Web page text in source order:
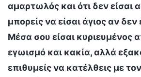
αμαρτωλός και ότι δεν
μπορείς να είσαι άγιος αν δεν
Μέσα σου είσαι κυριευμένος
εγωισμό και κακία, αλλά
επιθυμείς να κατέλθεις με